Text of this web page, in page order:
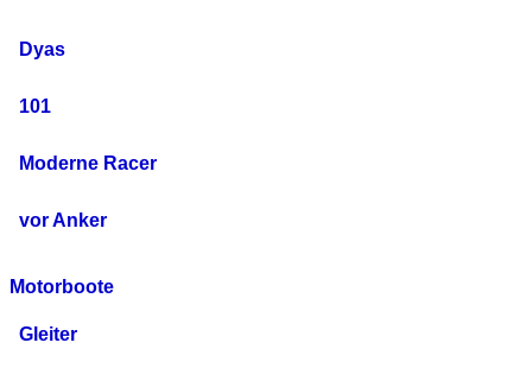
Dyas
101
Moderne Racer
vor Anker
Motorboote
Gleiter